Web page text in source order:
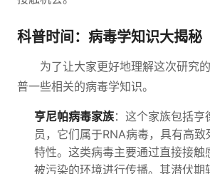
科普时间：病毒学知识大揭秘
为了让大家更好地理解这次研究
普一些相关的病毒学知识。
亨尼帕病毒家族：这个家族包括
员，它们属于RNA病毒，具有高
特性。这类病毒主要通过直接接触
被污染的环境进行传播。其潜伏期